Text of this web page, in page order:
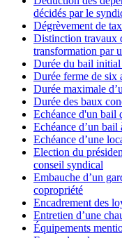
décidés par le
Dégrèvement de
Distinction travaux
transformation par
Durée du bail initial
Durée ferme de six
Durée maximale
Durée des baux
Echéance d'un bail
Echéance d’un bail
Echéance d’une
Election du
conseil syndical
Embauche d’un
copropriété
Encadrement des
Entretien d’une
Équipements